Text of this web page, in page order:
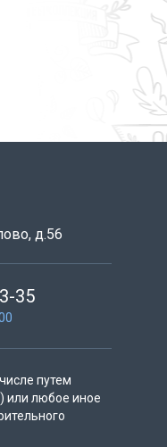
д.56
35
путем
или любое иное